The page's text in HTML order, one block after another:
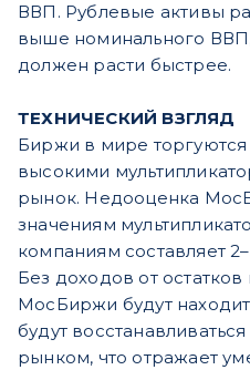
ВВП. Рублевые активы
выше номинального
должен расти быстрее.
ТЕХНИЧЕСКИЙ ВЗГЛЯД
Биржи в мире
высокими
рынок. Недооценка
значениям
компаниям составляет
Без доходов от остатков
МосБиржи будут
будут
рынком, что отражает